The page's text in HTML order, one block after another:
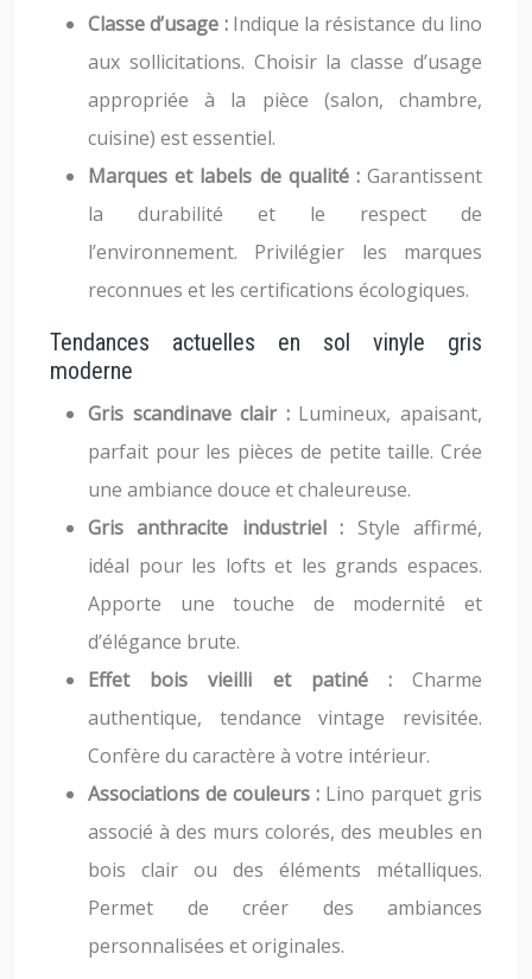
Classe d’usage : Indique la résistance du lino
aux sollicitations. Choisir la classe d’usage
appropriée à la pièce (salon, chambre,
cuisine) est essentiel.
Marques et labels de qualité : Garantissent
la durabilité et le respect de
l’environnement. Privilégier les marques
reconnues et les certifications écologiques.
Tendances actuelles en sol vinyle gris
moderne
Gris scandinave clair : Lumineux, apaisant,
parfait pour les pièces de petite taille. Crée
une ambiance douce et chaleureuse.
Gris anthracite industriel : Style affirmé,
idéal pour les lofts et les grands espaces.
Apporte une touche de modernité et
d’élégance brute.
Effet bois vieilli et patiné : Charme
authentique, tendance vintage revisitée.
Confère du caractère à votre intérieur.
Associations de couleurs : Lino parquet gris
associé à des murs colorés, des meubles en
bois clair ou des éléments métalliques.
Permet de créer des ambiances
personnalisées et originales.